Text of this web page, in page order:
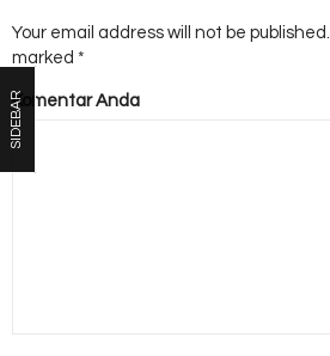
Your email address will not be published.
marked *
Komentar Anda
SIDEBAR